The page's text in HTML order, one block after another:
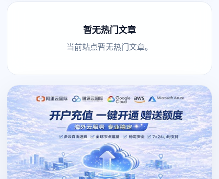
暂无热门文章
当前站点暂无热门文章。